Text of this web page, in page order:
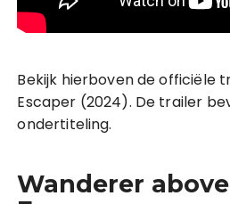
Bekijk hierboven de officiële
Escaper (2024). De trailer
ondertiteling.
Wanderer